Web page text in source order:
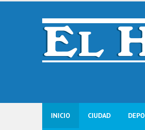
Skip
INICIO CIUDAD